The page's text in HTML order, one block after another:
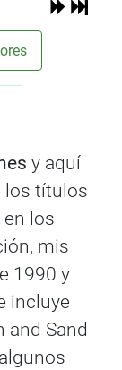
y aquí
los títulos
en los
mis
1990 y
incluye
and Sand